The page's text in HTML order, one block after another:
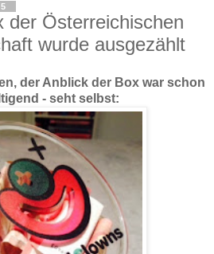
der Österreichischen
wurde ausgezählt
der Anblick der Box war schon
- seht selbst: